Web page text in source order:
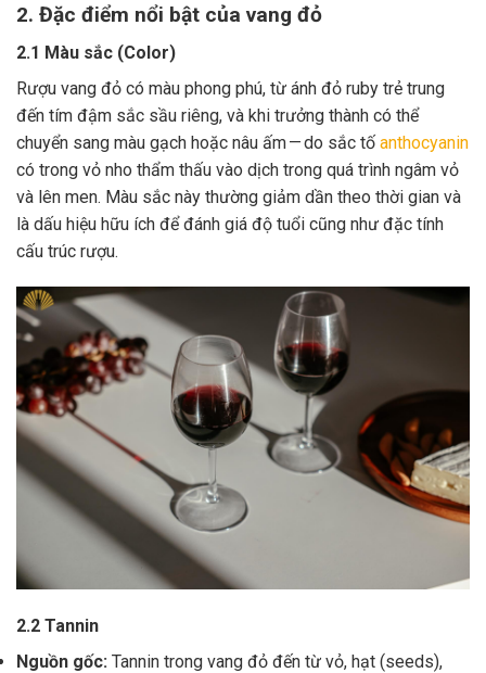
2. Đặc điểm nổi bật của vang đỏ
2.1 Màu sắc (Color)
Rượu vang đỏ có màu phong phú, từ ánh đỏ ruby trẻ trung
đến tím đậm sắc sầu riêng, và khi trưởng thành có thể
chuyển sang màu gạch hoặc nâu ấm — do sắc tố anthocyanin
có trong vỏ nho thẩm thấu vào dịch trong quá trình ngâm vỏ
và lên men. Màu sắc này thường giảm dần theo thời gian và
là dấu hiệu hữu ích để đánh giá độ tuổi cũng như đặc tính
cấu trúc rượu.
2.2 Tannin
Nguồn gốc: Tannin trong vang đỏ đến từ vỏ, hạt (seeds),